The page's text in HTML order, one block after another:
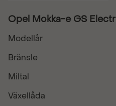
Opel Mokka-e GS
Modellår
Bränsle
Miltal
Växellåda